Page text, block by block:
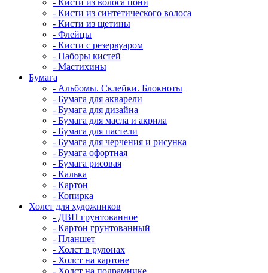
- Кисти из волоса пони
- Кисти из синтетического волоса
- Кисти из щетины
- Флейцы
- Кисти с резервуаром
- Наборы кистей
- Мастихины
Бумага
- Альбомы. Склейки. Блокноты
- Бумага для акварели
- Бумага для дизайна
- Бумага для масла и акрила
- Бумага для пастели
- Бумага для черчения и рисунка
- Бумага офортная
- Бумага рисовая
- Калька
- Картон
- Копирка
Холст для художников
- ДВП грунтованное
- Картон грунтованный
- Планшет
- Холст в рулонах
- Холст на картоне
- Холст на подрамнике